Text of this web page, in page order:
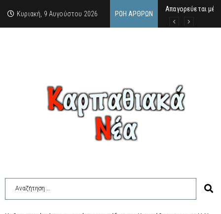
Κυριακή, 9 Αυγούστου 2026 ΡΟΉ ΆΡΘΡΩΝ
Απαγορεύεται
ΙΜΜΑΚΟΛΑΤΑ: 300
9 Αυγούστου 2026: